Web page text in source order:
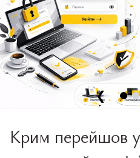
❮
Крим перейшов